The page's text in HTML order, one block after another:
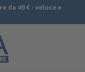
da 49 € - veloce e